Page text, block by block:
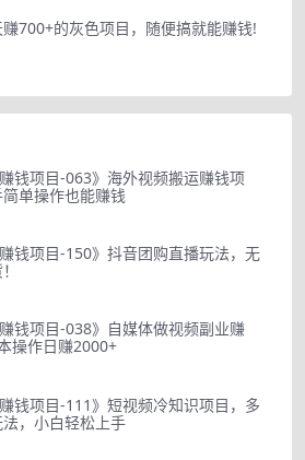
700+的灰色项目，随便搞就能赚钱!
赚钱项目-063》海外视频搬运赚钱项
单操作也能赚钱
赚钱项目-150》抖音团购直播玩法，无
赚钱项目-038》自媒体做视频副业赚
操作日赚2000+
赚钱项目-111》短视频冷知识项目，多
，小白轻松上手